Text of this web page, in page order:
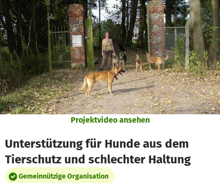
Zum Hauptinhalt springen
Erklärung zur Barrierefreiheit anzeigen
Projektvideo ansehen
Unterstützung für Hunde aus dem
Tierschutz und schlechter Haltung
Gemeinnützige Organisation